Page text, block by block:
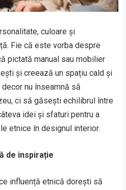
culoare și
Fie că este vorba despre
pictată manual sau mobilier
și creează un spațiu cald și
nu înseamnă să
ci să găsești echilibrul între
idei și sfaturi pentru a
etnice în designul interior.
de inspirație
influență etnică dorești să